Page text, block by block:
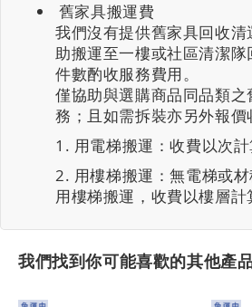
舊家具搬運費
我們沒有提供舊家具回收
助搬運至一樓或社區清潔
件數酌收服務費用。
僅協助與選購商品同品類
務；且如需拆裝亦另外報價
用電梯搬運：收費以次計
用樓梯搬運：無電梯或
用樓梯搬運，收費以樓層計
我們找到你可能喜歡的其他產